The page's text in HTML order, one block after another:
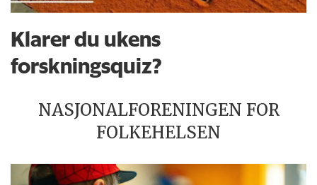
Klarer du ukens
forskningsquiz?
NASJONALFORENINGEN FOR
FOLKEHELSEN